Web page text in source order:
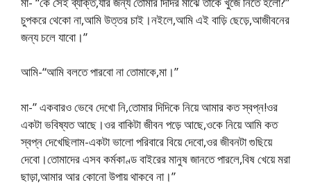
চুপকরে থেকো না,আমি উত্তর চাই।নইলে,আমি এই বাড়ি ছেড়ে,আজীবনের
জন্য চলে যাবো।”
আমি-“আমি বলতে পারবো না তোমাকে,মা।”
মা-” একবারও ভেবে দেখো নি,তোমার দিদিকে নিয়ে আমার কত স্বপ্ন!ওর
একটা ভবিষ্যত আছে।ওর বাকিটা জীবন পড়ে আছে,ওকে নিয়ে আমি কত
স্বপ্ন দেখেছিলাম-একটা ভালো পরিবারে বিয়ে দেবো,ওর জীবনটা গুছিয়ে
দেবো।তোমাদের এসব কর্মকাণ্ড বাইরের মানুষ জানতে পারলে,বিষ খেয়ে মরা
ছাড়া,আমার আর কোনো উপায় থাকবে না।”